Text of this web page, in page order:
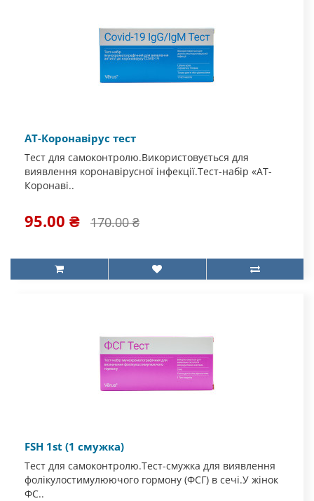
АТ-Коронавірус тест
Тест для самоконтролю.Використовується для
виявлення коронавірусної інфекції.Тест-набір «АТ-
Коронаві..
95.00 ₴ 170.00 ₴
FSH 1st (1 смужка)
Тест для самоконтролю.Тест-смужка для виявлення
фолікулостимулюючого гормону (ФСГ) в сечі.У жінок
ФС..